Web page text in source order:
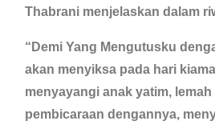
Thabrani menjelaskan dalam
“Demi Yang Mengutusku
akan menyiksa pada hari
menyayangi anak yatim,
pembicaraan dengannya,